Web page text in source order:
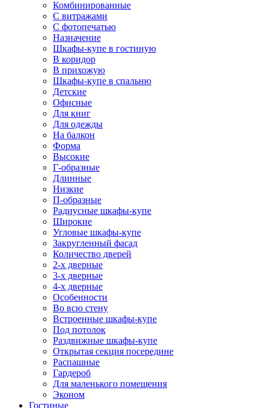
Комбинированные
С витражами
С фотопечатью
Назначение
Шкафы-купе в гостиную
В коридор
В прихожую
Шкафы-купе в спальню
Детские
Офисные
Для книг
Для одежды
На балкон
Форма
Высокие
Г-образные
Длинные
Низкие
П-образные
Радиусные шкафы-купе
Широкие
Угловые шкафы-купе
Закругленный фасад
Количество дверей
2-х дверные
3-х дверные
4-х дверные
Особенности
Во всю стену
Встроенные шкафы-купе
Под потолок
Раздвижные шкафы-купе
Открытая секция посередине
Распашные
Гардероб
Для маленького помещения
Эконом
Гостиные